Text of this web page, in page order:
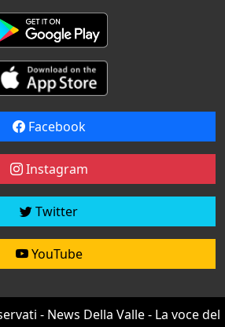
Facebook
Instagram
Twitter
YouTube
- News Della Valle - La voce del